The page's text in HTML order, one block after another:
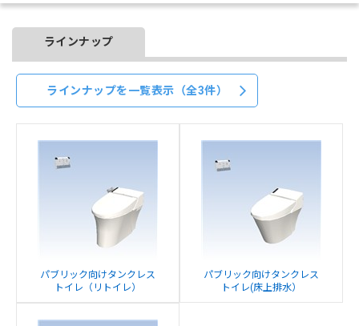
ラインナップ
ラインナップを一覧表示（全3件）
パブリック向けタンクレス
トイレ（リトイレ）
パブリック向けタンクレス
トイレ(床上排水）